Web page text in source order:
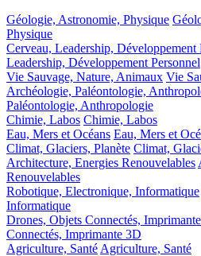
Géologie, Astronomie, Physique
Physique
Cerveau, Leadership, Développement
Leadership, Développement Personnel
Vie Sauvage, Nature, Animaux Vie
Archéologie, Paléontologie,
Paléontologie, Anthropologie
Chimie, Labos Chimie, Labos
Eau, Mers et Océans Eau, Mers et
Climat, Glaciers, Planète Climat,
Architecture, Energies Renouvelables
Renouvelables
Robotique, Electronique, Informatique
Informatique
Drones, Objets Connectés,
Connectés, Imprimante 3D
Agriculture, Santé Agriculture, Santé